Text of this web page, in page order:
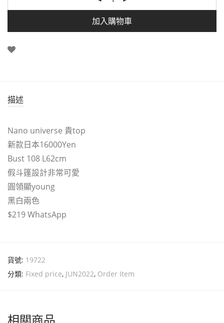
加入購物車
描述
Nano universe 貴top
新款日本16000Yen
Bust 108 L62cm
假斗篷設計非常可愛
圓領顯young
黑白兩色
$219 WhatsApp
貨號: 19722
分類: Fixed price, JUN2022, Order Item